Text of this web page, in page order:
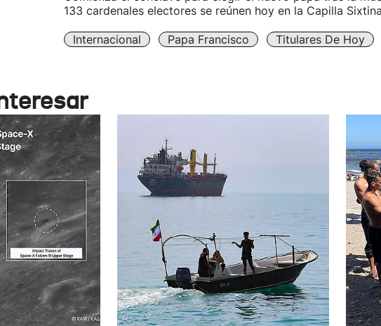
133 cardenales electores se reúnen hoy en la Capilla
Internacional Papa Francisco Titulares De Hoy